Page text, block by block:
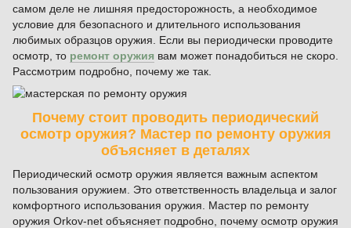
самом деле не лишняя предосторожность, а необходимое
условие для безопасного и длительного использования
любимых образцов оружия. Если вы периодически проводите
осмотр, то ремонт оружия вам может понадобиться не скоро.
Рассмотрим подробно, почему же так.
Почему стоит проводить периодический
осмотр оружия? Мастер по ремонту оружия
объясняет в деталях
Периодический осмотр оружия является важным аспектом
пользования оружием. Это ответственность владельца и залог
комфортного использования оружия. Мастер по ремонту
оружия Orkov-net объясняет подробно, почему осмотр оружия